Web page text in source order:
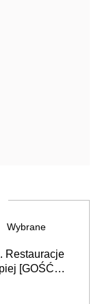
Wybrane
Restauracje
[GOŚĆ